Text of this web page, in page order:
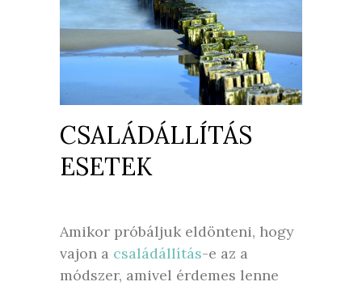
CSALÁDÁLLÍTÁS
ESETEK
Amikor próbáljuk eldönteni, hogy
vajon a családállítás-e az a
módszer, amivel érdemes lenne